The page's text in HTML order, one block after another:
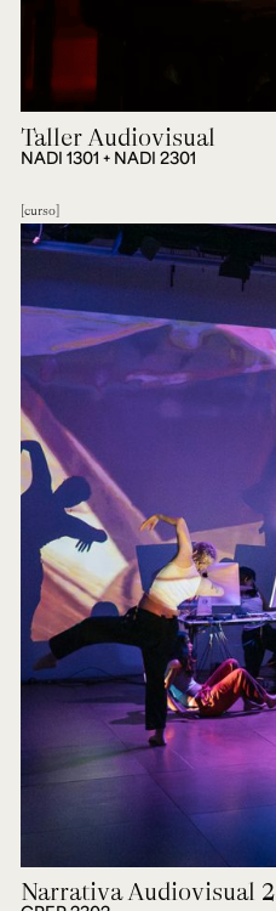
Taller Audiovisual
NADI 1301 + NADI 2301
curso
Narrativa Audiovisual 2